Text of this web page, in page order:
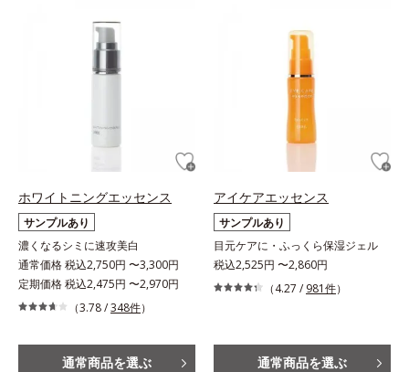
ホワイトニングエッセンス
サンプルあり
濃くなるシミに速攻美白
通常価格 税込2,750円 〜3,300円
定期価格 税込2,475円 〜2,970円
（3.78 /348件）
通常商品を選ぶ
アイケアエッセンス
サンプルあり
目元ケアに・ふっくら保湿ジェル
税込2,525円 〜2,860円
（4.27 / 981件）
通常商品を選ぶ